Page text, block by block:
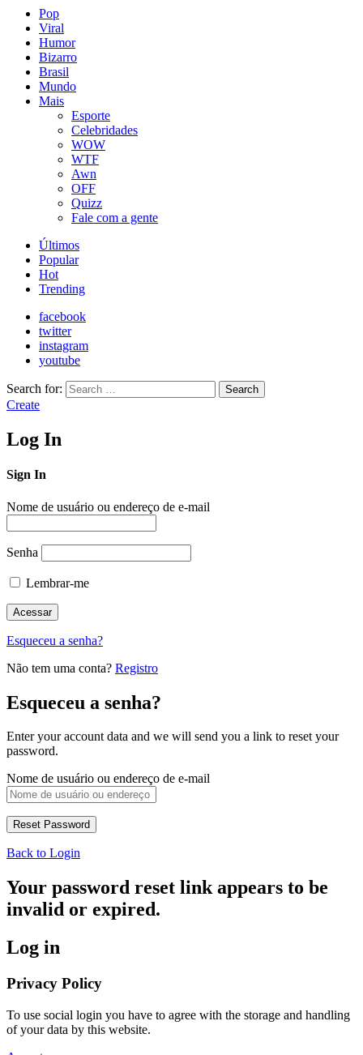
Pop
Viral
Humor
Bizarro
Brasil
Mundo
Mais
Esporte
Celebridades
WOW
WTF
Awn
OFF
Quizz
Fale com a gente
Últimos
Popular
Hot
Trending
facebook
twitter
instagram
youtube
Search for: Search
Create
Log In
Sign In
Nome de usuário ou endereço de e-mail
Senha
Lembrar-me
Esqueceu a senha?
Não tem uma conta? Registro
Esqueceu a senha?
Enter your account data and we will send you a link to reset your
password.
Nome de usuário ou endereço de e-mail
Back to Login
Your password reset link appears to be
invalid or expired.
Log in
Privacy Policy
To use social login you have to agree with the storage and handling
of your data by this website.